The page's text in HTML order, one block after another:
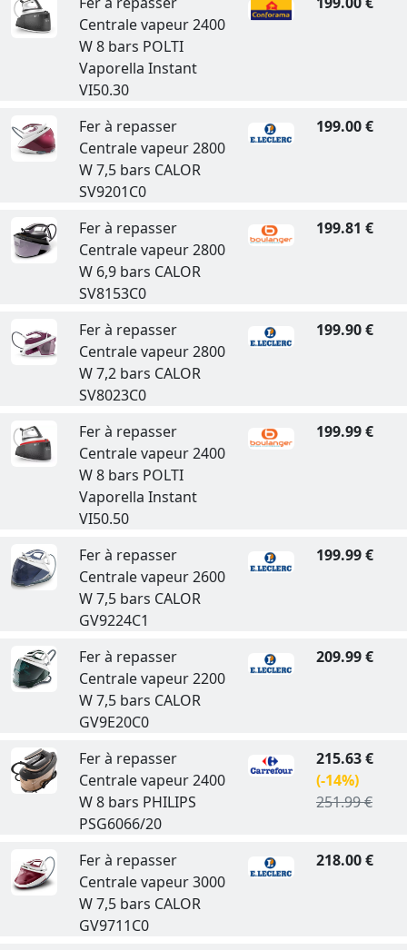
Centrale vapeur 2400
W 8 bars POLTI
Vaporella Instant
VI50.30
Fer à repasser
Centrale vapeur 2800
W 7,5 bars CALOR
SV9201C0
199.00 €
Fer à repasser
Centrale vapeur 2800
W 6,9 bars CALOR
SV8153C0
199.81 €
Fer à repasser
Centrale vapeur 2800
W 7,2 bars CALOR
SV8023C0
199.90 €
Fer à repasser
Centrale vapeur 2400
W 8 bars POLTI
Vaporella Instant
VI50.50
199.99 €
Fer à repasser
Centrale vapeur 2600
W 7,5 bars CALOR
GV9224C1
199.99 €
Fer à repasser
Centrale vapeur 2200
W 7,5 bars CALOR
GV9E20C0
209.99 €
Fer à repasser
Centrale vapeur 2400
W 8 bars PHILIPS
PSG6066/20
215.63 €
(-14%)
251.99 €
Fer à repasser
Centrale vapeur 3000
W 7,5 bars CALOR
GV9711C0
218.00 €